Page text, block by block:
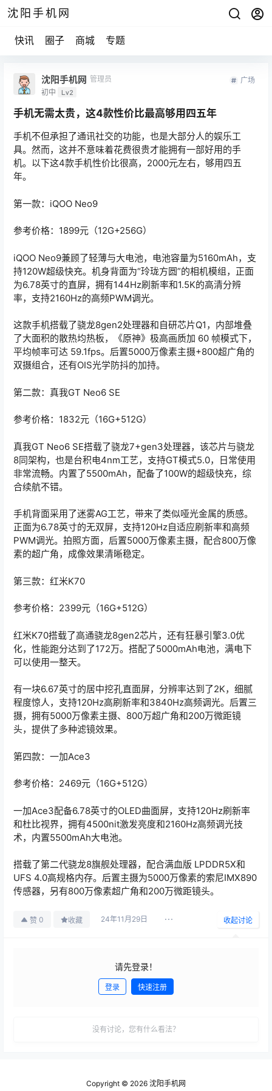
沈阳手机网
快讯 圈子 商城 专题
沈阳手机网 管理员
初中
Lv2
广场
手机无需太贵，这4款性价比最高够用四五年
手机不但承担了通讯社交的功能，也是大部分人的娱乐工
具。然而，这并不意味着花费很贵才能拥有一部好用的手
机。以下这4款手机性价比很高，2000元左右，够用四五
年。
第一款：iQOO Neo9
参考价格：1899元（12G+256G）
iQOO Neo9兼顾了轻薄与大电池，电池容量为5160mAh，支
持120W超级快充。机身背面为“玲珑方圆”的相机模组，正面
为6.78英寸的直屏，拥有144Hz刷新率和1.5K的高清分辨
率，支持2160Hz的高频PWM调光。
这款手机搭载了骁龙8gen2处理器和自研芯片Q1，内部堆叠
了大面积的散热均热板，《原神》极高画质加 60 帧模式下，
平均帧率可达 59.1fps。后置5000万像素主摄+800超广角的
双摄组合，还有OIS光学防抖的加持。
第二款：真我GT Neo6 SE
参考价格：1832元（16G+512G）
真我GT Neo6 SE搭载了骁龙7+gen3处理器，该芯片与骁龙
8同架构，也是台积电4nm工艺，支持GT模式5.0，日常使用
非常流畅。内置了5500mAh，配备了100W的超级快充，综
合续航不错。
手机背面采用了迷雾AG工艺，带来了类似哑光金属的质感。
正面为6.78英寸的无双屏，支持120Hz自适应刷新率和高频
PWM调光。拍照方面，后置5000万像素主摄，配合800万像
素的超广角，成像效果清晰稳定。
第三款：红米K70
参考价格：2399元（16G+512G）
红米K70搭载了高通骁龙8gen2芯片，还有狂暴引擎3.0优
化，性能跑分达到了172万。搭配了5000mAh电池，满电下
可以使用一整天。
有一块6.67英寸的居中挖孔直面屏，分辨率达到了2K，细腻
程度惊人，支持120Hz高刷新率和3840Hz高频调光。后置三
摄，拥有5000万像素主摄、800万超广角和200万微距镜
头，提供了多种滤镜效果。
第四款：一加Ace3
参考价格：2469元（16G+512G）
一加Ace3配备6.78英寸的OLED曲面屏，支持120Hz刷新率
和杜比视界，拥有4500nit激发亮度和2160Hz高频调光技
术，内置5500mAh大电池。
搭载了第二代骁龙8旗舰处理器，配合满血版 LPDDR5X和
UFS 4.0高规格内存。后置主摄为5000万像素的索尼IMX890
传感器，另有800万像素超广角和200万微距镜头。
赞 0 收藏 24年11月29日 收起讨论
请先登录！
登录 快速注册
没有讨论，您有什么看法？
Copyright © 2026 沈阳手机网